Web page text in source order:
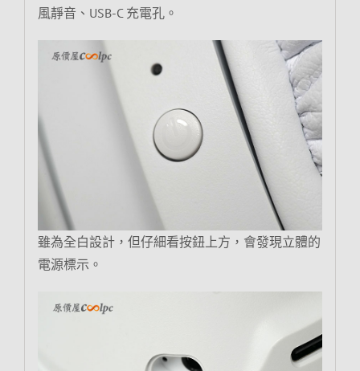
風靜音、USB-C 充電孔。
雖為全白設計，但仔細看按鈕上方，會發現立體的
電源標示。